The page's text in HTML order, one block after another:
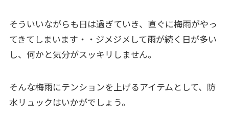
そういいながらも日は過ぎていき、直ぐに梅雨がやっ
てきてしまいます・・ジメジメして雨が続く日が多い
し、何かと気分がスッキリしません。
そんな梅雨にテンションを上げるアイテムとして、防
水リュックはいかがでしょう。